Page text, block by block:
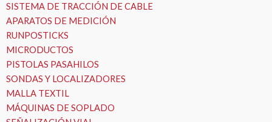
SISTEMA DE TRACCIÓN DE CABLE
APARATOS DE MEDICIÓN
RUNPOSTICKS
MICRODUCTOS
PISTOLAS PASAHILOS
SONDAS Y LOCALIZADORES
MALLA TEXTIL
MÁQUINAS DE SOPLADO